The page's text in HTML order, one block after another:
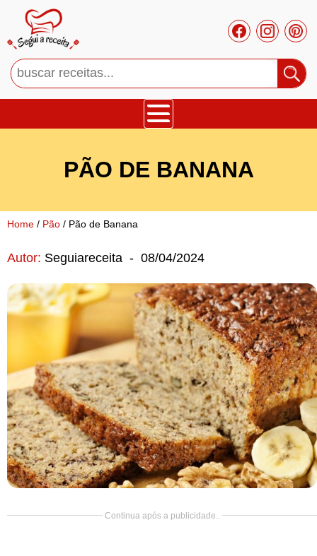
Mousses
Cupcakes
Salgado
Pão
Salada
Almoço
Cocada
PÃO DE BANANA
Home / Pão / Pão de Banana
Autor: Seguiareceita - 08/04/2024
Continua após a publicidade..